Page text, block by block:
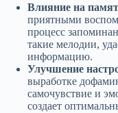
Влияние на
приятными
процесс
такие мелодии,
информацию.
Улучшение
выработке
самочувствие и
создает